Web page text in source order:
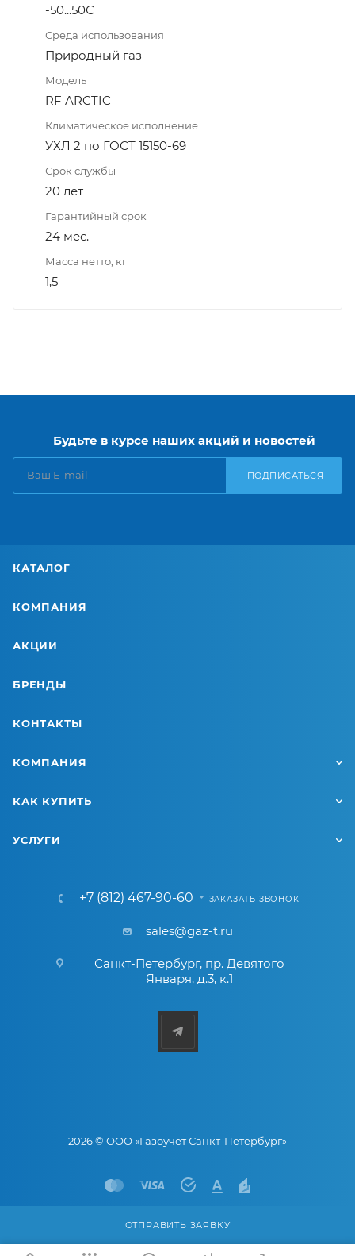
ОТПРАВИТЬ ЗАЯВКУ
-50...50С
Среда использования
Природный газ
Модель
RF ARCTIC
Климатическое исполнение
УХЛ 2 по ГОСТ 15150-69
Срок службы
20 лет
Гарантийный срок
24 мес.
Масса нетто, кг
1,5
Будьте в курсе наших акций и новостей
ПОДПИСАТЬСЯ
КАТАЛОГ
КОМПАНИЯ
АКЦИИ
БРЕНДЫ
КОНТАКТЫ
КОМПАНИЯ
КАК КУПИТЬ
УСЛУГИ
+7 (812) 467-90-60 ЗАКАЗАТЬ ЗВОНОК
sales@gaz-t.ru
Санкт-Петербург, пр. Девятого
Января, д.3, к.1
2026 © ООО «Газоучет Санкт-Петербург»